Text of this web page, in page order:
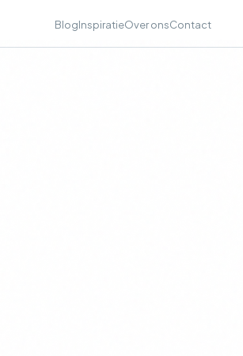
BlogInspiratieOver onsContact